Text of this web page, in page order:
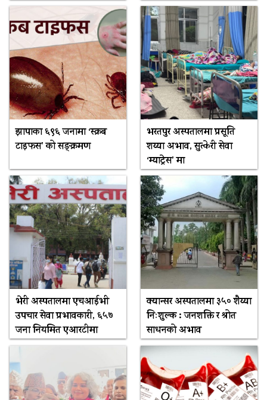
झापाका ६९६ जनामा ‘स्क्रब
टाइफस’ को सङ्क्रमण
भरतपुर अस्पतालमा प्रसूति
शय्या अभाव, सुत्केरी सेवा
‘म्याट्रेस’ मा
भेरी अस्पतालमा एचआईभी
उपचार सेवा प्रभावकारी, ६५७
जना नियमित एआरटीमा
क्यान्सर अस्पतालमा ३५० शैय्या
निःशुल्क : जनशक्ति र श्रोत
साधनको अभाव